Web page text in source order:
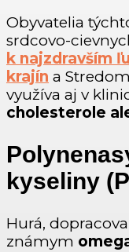
Obyvatelia
srdcovo-
k najzdravším
krajín a
využíva aj v
cholesterole
kyseliny
Hurá,
známym